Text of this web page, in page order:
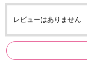
レビューはありません